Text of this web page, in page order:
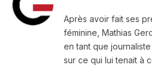
Après avoir fait ses
féminine, Mathias
en tant que
sur ce qui lui tenait à